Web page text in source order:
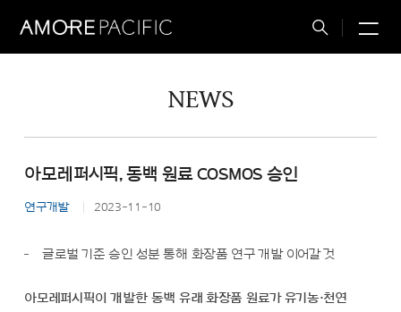
Total
NEWS
아모레퍼시픽, 동백 원료 COSMOS 승인
연구개발 2023-11-10
글로벌 기준 승인 성분 통해 화장품 연구 개발 이어갈 것
아모레퍼시픽이 개발한 동백 유래 화장품 원료가 유기농·천연